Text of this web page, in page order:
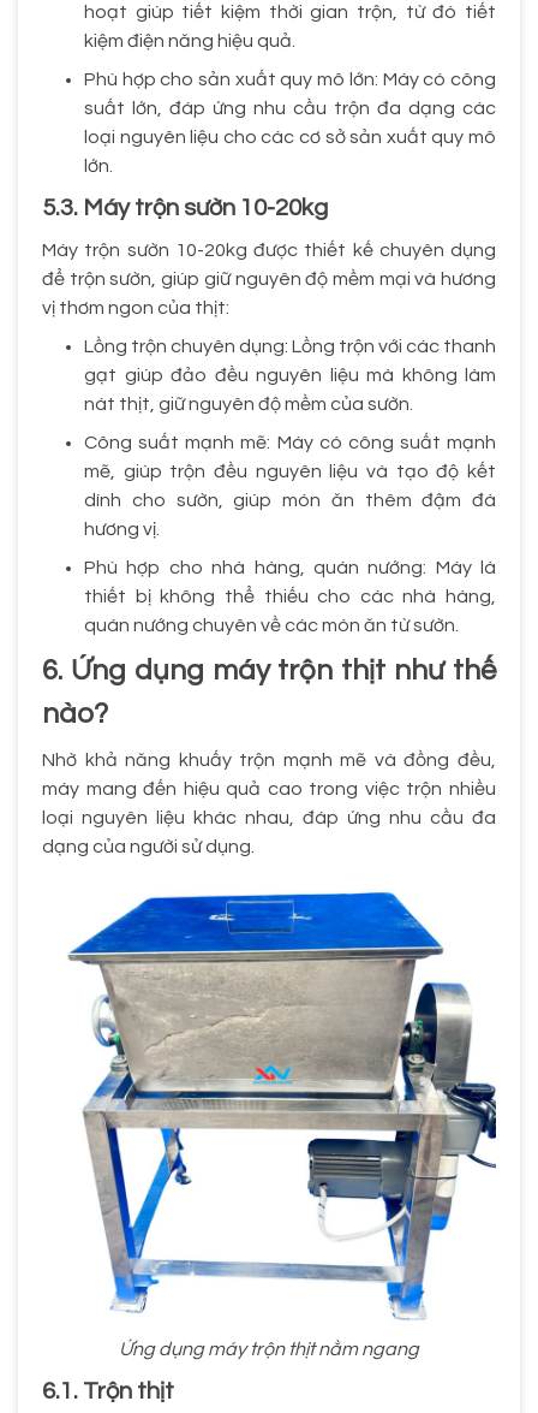
hoạt giúp tiết kiệm thời gian trộn, từ đó tiết
kiệm điện năng hiệu quả.
Phù hợp cho sản xuất quy mô lớn: Máy có công
suất lớn, đáp ứng nhu cầu trộn đa dạng các
loại nguyên liệu cho các cơ sở sản xuất quy mô
lớn.
5.3. Máy trộn sườn 10-20kg
Máy trộn sườn 10-20kg được thiết kế chuyên dụng
để trộn sườn, giúp giữ nguyên độ mềm mại và hương
vị thơm ngon của thịt:
Lồng trộn chuyên dụng: Lồng trộn với các thanh
gạt giúp đảo đều nguyên liệu mà không làm
nát thịt, giữ nguyên độ mềm của sườn.
Công suất mạnh mẽ: Máy có công suất mạnh
mẽ, giúp trộn đều nguyên liệu và tạo độ kết
dính cho sườn, giúp món ăn thêm đậm đà
hương vị.
Phù hợp cho nhà hàng, quán nướng: Máy là
thiết bị không thể thiếu cho các nhà hàng,
quán nướng chuyên về các món ăn từ sườn.
6. Ứng dụng máy trộn thịt như thế
nào?
Nhờ khả năng khuấy trộn mạnh mẽ và đồng đều,
máy mang đến hiệu quả cao trong việc trộn nhiều
loại nguyên liệu khác nhau, đáp ứng nhu cầu đa
dạng của người sử dụng.
Ứng dụng máy trộn thịt nằm ngang
6.1. Trộn thịt